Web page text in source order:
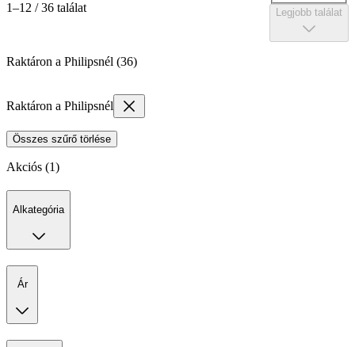
1–12 / 36 találat Legjobb találat
Raktáron a Philipsnél (36)
Raktáron a Philipsnél
Összes szűrő törlése
Akciós (1)
Alkategória
Ár